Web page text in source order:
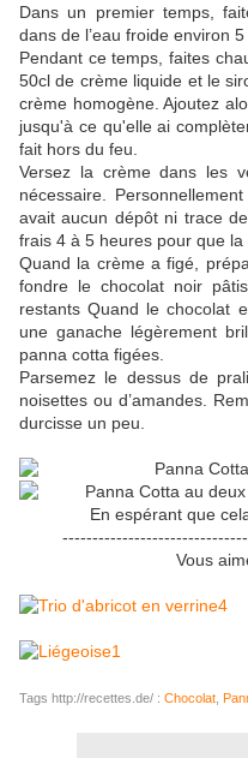
Dans un premier temps,
dans de l’eau froide environ 5
Pendant ce temps, faites
50cl de crème liquide et le
crème homogène. Ajoutez
jusqu'à ce qu'elle ai
fait hors du feu.
Versez la crème dans les
nécessaire.
avait aucun dépôt ni trace
frais 4 à 5 heures pour que la
Quand la crème a figé,
fondre le chocolat noir
restants Quand le chocolat
une ganache légèrement
panna cotta figées.
Parsemez le dessus de
noisettes ou d’amandes.
durcisse un peu.
En espérant que
Vous
Tags http://recettes.de/ : Chocolat